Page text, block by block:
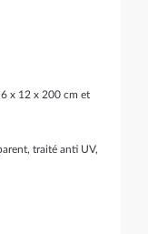
x 12 x 200 cm et
traité anti UV,